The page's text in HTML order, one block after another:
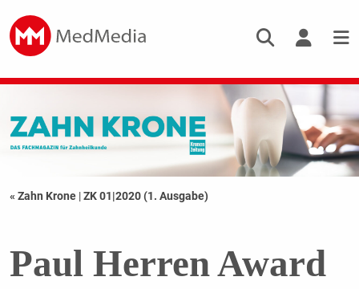
« Zahn Krone |ZK 01|2020 ­(1. Ausgabe)
Paul Herren Award